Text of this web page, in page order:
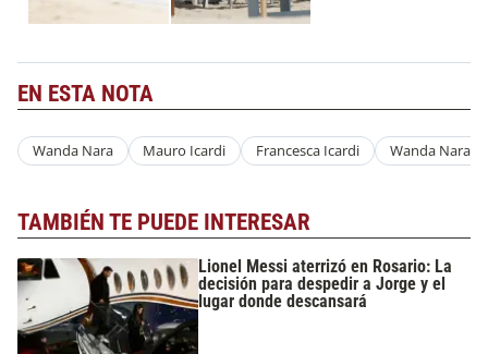
EN ESTA NOTA
Wanda Nara Mauro Icardi Francesca Icardi Wanda Nara
TAMBIÉN TE PUEDE INTERESAR
Lionel Messi aterrizó en Rosario: La
decisión para despedir a Jorge y el
lugar donde descansará